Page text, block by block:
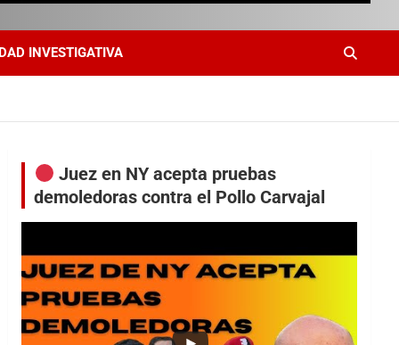
INVESTIGATIVA
Juez en NY acepta pruebas
demoledoras contra el Pollo Carvajal